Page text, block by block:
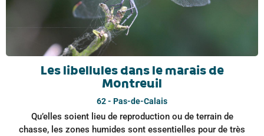
Les libellules dans le marais de
Montreuil
62 - Pas-de-Calais
Qu’elles soient lieu de reproduction ou de terrain de
chasse, les zones humides sont essentielles pour de très